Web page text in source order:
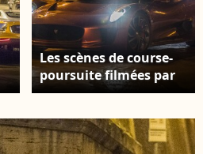
Les scènes de course-
poursuite filmées par
Sam Mendes à Rome
9 mars 2015.